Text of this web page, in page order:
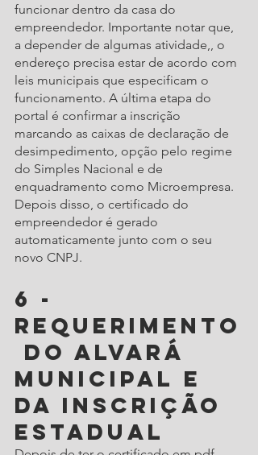
funcionar dentro da casa do
empreendedor. Importante notar que,
a depender de algumas atividade,, o
endereço precisa estar de acordo com
leis municipais que especificam o
funcionamento. A última etapa do
portal é confirmar a inscrição
marcando as caixas de declaração de
desimpedimento, opção pelo regime
do Simples Nacional e de
enquadramento como Microempresa.
Depois disso, o certificado do
empreendedor é gerado
automaticamente junto com o seu
novo CNPJ.
6 -
Requerimento
do alvará
municipal e
da inscrição
estadual